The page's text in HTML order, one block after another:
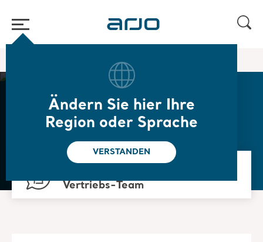
Ändern Sie hier Ihre
Region oder Sprache
VERSTANDEN
Dekubitusprophylaxe
Inkontinenz
Die häufige Herausforderung in Pflegeumgebungen
Vertriebs-Team